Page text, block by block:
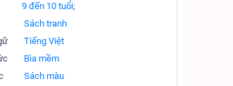
9 đến 10 tuổi;
Sách tranh
Tiếng Việt
Bìa mềm
Sách màu